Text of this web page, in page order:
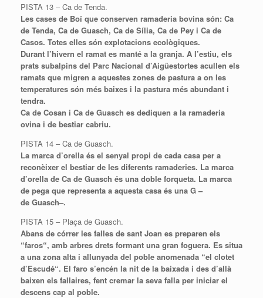
PISTA 13 – Ca de Tenda.
Les cases de Boí que conserven ramaderia bovina són: Ca
de Tenda, Ca de Guasch, Ca de Sília, Ca de Pey i Ca de
Casos. Totes elles són explotacions ecològiques.
Durant l’hivern el ramat es manté a la granja. A l’estiu, els
prats subalpins del Parc Nacional d’Aigüestortes acullen els
ramats que migren a aquestes zones de pastura a on les
temperatures són més baixes i la pastura més abundant i
tendra.
Ca de Cosan i Ca de Guasch es dediquen a la ramaderia
ovina i de bestiar cabriu.
PISTA 14 – Ca de Guasch.
La marca d’orella és el senyal propi de cada casa per a
reconèixer el bestiar de les diferents ramaderies. La marca
d’orella de Ca de Guasch és una doble forqueta. La marca
de pega que representa a aquesta casa és una G –
de Guasch–.
PISTA 15 – Plaça de Guasch.
Abans de córrer les falles de sant Joan es preparen els
“faros“, amb arbres drets formant una gran foguera. Es situa
a una zona alta i allunyada del poble anomenada “el clotet
d’Escudé“. El faro s’encén la nit de la baixada i des d’allà
baixen els fallaires, fent cremar la seva falla per iniciar el
descens cap al poble.